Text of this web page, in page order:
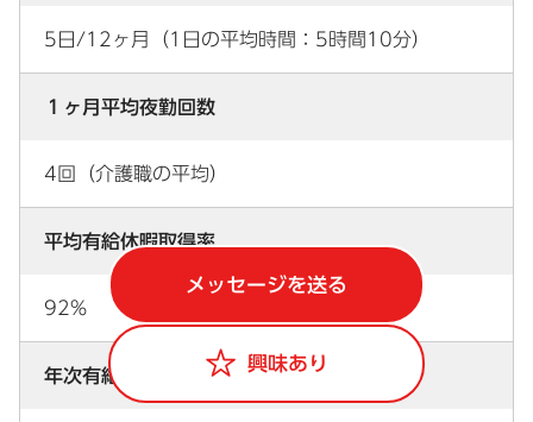
5日/12ヶ月（1日の平均時間：5時間10分）
１ヶ月平均夜勤回数
4回（介護職の平均）
平均有給休暇取得率
92%
年次有給休暇取得奨励の取組の内容
メッセージを送る
興味あり